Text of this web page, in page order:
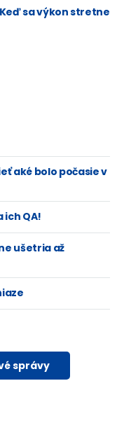
Keď sa výkon stretne
aké bolo počasie v
ich QA!
ušetria až
správy